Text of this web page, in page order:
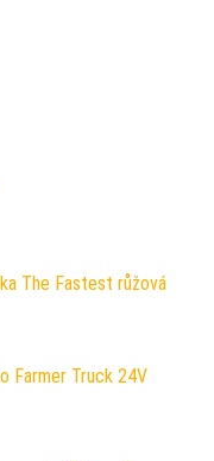
The Fastest růžová
Farmer Truck 24V